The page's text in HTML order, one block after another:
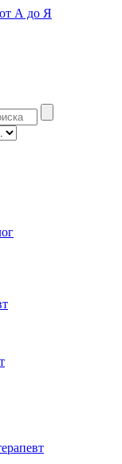
от А до Я